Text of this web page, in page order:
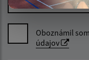
Oboznámil
údajov